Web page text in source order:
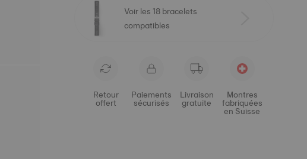
Voir les 18 bracelets
compatibles
Retour
offert
Paiements
sécurisés
Livraison
gratuite
Montres
fabriquées
en Suisse